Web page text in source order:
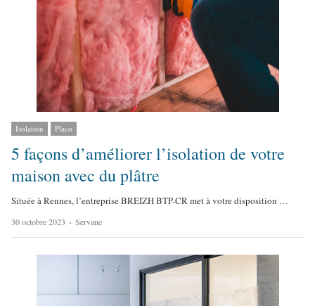
Isolation Placo
5 façons d’améliorer l’isolation de votre
maison avec du plâtre
Située à Rennes, l’entreprise BREIZH BTP-CR met à votre disposition …
30 octobre 2023
A
u
Servane